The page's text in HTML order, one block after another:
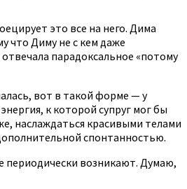
это все на него. Дима
что Диму не с кем даже
парадоксальное «потому
вот в такой форме — у
к которой супруг мог бы
наслаждаться красивыми телами
спонтанностью.
периодически возникают. Думаю,